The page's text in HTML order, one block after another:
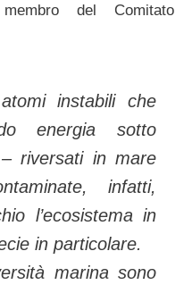
del Comitato
instabili che
energia sotto
riversati in mare
infatti,
l’ecosistema in
in particolare.
marina sono